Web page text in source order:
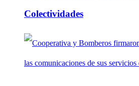
Colectividades